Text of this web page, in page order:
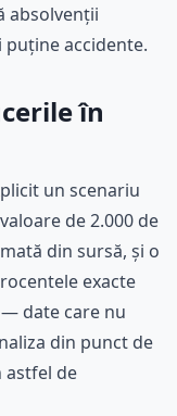
absolvenții
accidente.
în
un scenariu
de 2.000 de
din sursă, și o
exacte
date care nu
din punct de
astfel de